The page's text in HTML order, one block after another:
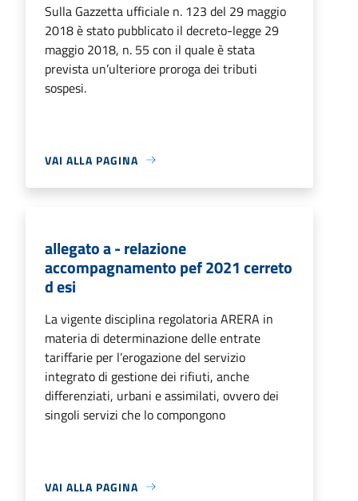
Sulla Gazzetta ufficiale n. 123 del 29 maggio
2018 è stato pubblicato il decreto-legge 29
maggio 2018, n. 55 con il quale è stata
prevista un’ulteriore proroga dei tributi
sospesi.
VAI ALLA PAGINA
allegato a - relazione
accompagnamento pef 2021 cerreto
d esi
La vigente disciplina regolatoria ARERA in
materia di determinazione delle entrate
tariffarie per l’erogazione del servizio
integrato di gestione dei rifiuti, anche
differenziati, urbani e assimilati, ovvero dei
singoli servizi che lo compongono
VAI ALLA PAGINA